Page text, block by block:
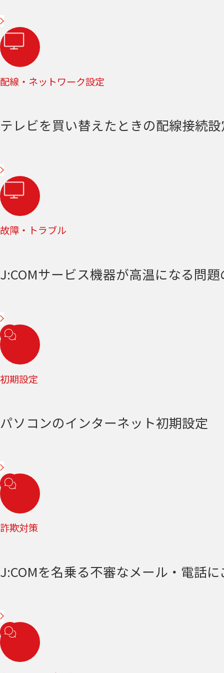
配線・ネットワーク設定
テレビを買い替えたときの配線接続
故障・トラブル
J:COMサービス機器が高温になる問
初期設定
パソコンのインターネット初期設定
詐欺対策
J:COMを名乗る不審なメール・電話